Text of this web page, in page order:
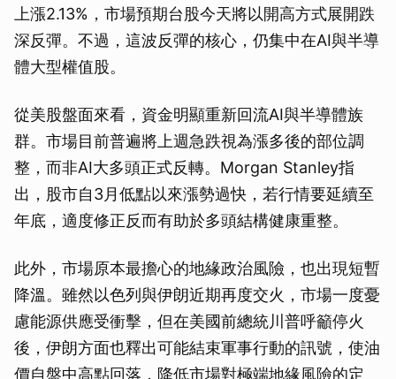
上漲2.13%，市場預期台股今天將以開高方式展開跌
深反彈。不過，這波反彈的核心，仍集中在AI與半導
體大型權值股。
從美股盤面來看，資金明顯重新回流AI與半導體族
群。市場目前普遍將上週急跌視為漲多後的部位調
整，而非AI大多頭正式反轉。Morgan Stanley指
出，股市自3月低點以來漲勢過快，若行情要延續至
年底，適度修正反而有助於多頭結構健康重整。
此外，市場原本最擔心的地緣政治風險，也出現短暫
降溫。雖然以色列與伊朗近期再度交火，市場一度憂
慮能源供應受衝擊，但在美國前總統川普呼籲停火
後，伊朗方面也釋出可能結束軍事行動的訊號，使油
價自盤中高點回落，降低市場對極端地緣風險的定